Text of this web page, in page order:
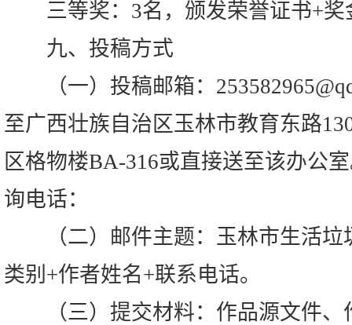
三等奖：3名，颁发荣誉证书+奖
九、投稿方式
（一）投稿邮箱：
至广西壮族自治区玉林市教育东路
区格物楼BA-316或直接送至该办公
询电话：
（二）邮件主题：玉林市生活垃
类别+作者姓名+联系电话。
（三）提交材料：作品源文件、